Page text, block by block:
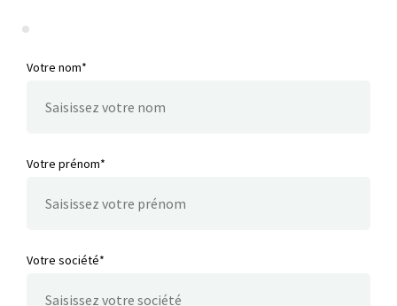
Votre nom*
Votre prénom*
Votre société*